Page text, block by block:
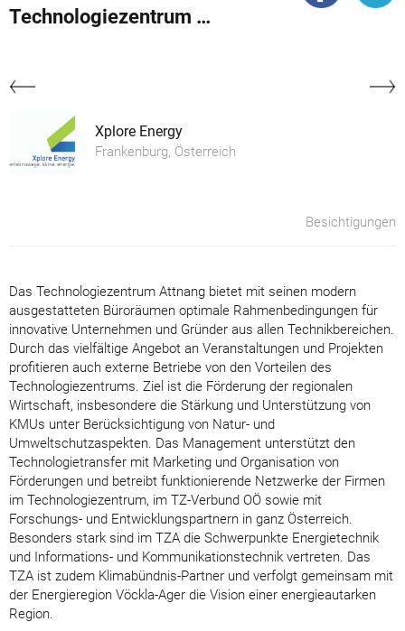
Technologiezentrum Attnang-Puchheim
Xplore Energy
Frankenburg, Österreich
Besichtigungen
Das Technologiezentrum Attnang bietet mit seinen modern
ausgestatteten Büroräumen optimale Rahmenbedingungen für
innovative Unternehmen und Gründer aus allen Technikbereichen.
Durch das vielfältige Angebot an Veranstaltungen und Projekten
profitieren auch externe Betriebe von den Vorteilen des
Technologiezentrums. Ziel ist die Förderung der regionalen
Wirtschaft, insbesondere die Stärkung und Unterstützung von
KMUs unter Berücksichtigung von Natur- und
Umweltschutzaspekten. Das Management unterstützt den
Technologietransfer mit Marketing und Organisation von
Förderungen und betreibt funktionierende Netzwerke der Firmen
im Technologiezentrum, im TZ-Verbund OÖ sowie mit
Forschungs- und Entwicklungspartnern in ganz Österreich.
Besonders stark sind im TZA die Schwerpunkte Energietechnik
und Informations- und Kommunikationstechnik vertreten. Das
TZA ist zudem Klimabündnis-Partner und verfolgt gemeinsam mit
der Energieregion Vöckla-Ager die Vision einer energieautarken
Region.